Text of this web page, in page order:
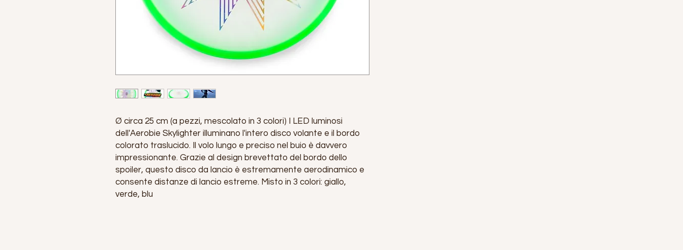
Ø circa 25 cm (a pezzi, mescolato in 3 colori) I LED luminosi
dell'Aerobie Skylighter illuminano l'intero disco volante e il bordo
colorato traslucido. Il volo lungo e preciso nel buio è davvero
impressionante. Grazie al design brevettato del bordo dello
spoiler, questo disco da lancio è estremamente aerodinamico e
consente distanze di lancio estreme. Misto in 3 colori: giallo,
verde, blu